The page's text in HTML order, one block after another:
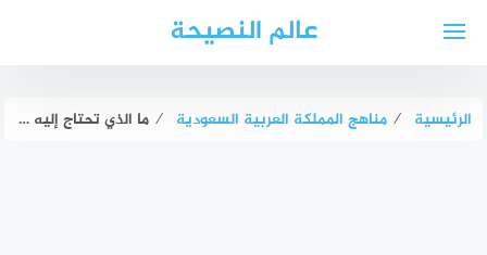
عالم النصيحة
الرئيسية ⁄ مناهج المملكة العربية السعودية ⁄ ما الذي تحتاج إليه الحيوانات لكي تعيش